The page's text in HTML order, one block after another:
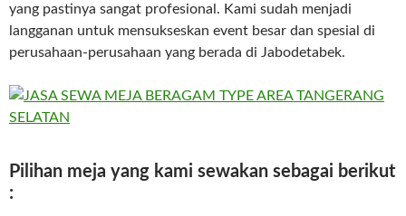
yang pastinya sangat profesional. Kami sudah menjadi
langganan untuk mensukseskan event besar dan spesial di
perusahaan-perusahaan yang berada di Jabodetabek.
Pilihan meja yang kami sewakan sebagai berikut
: